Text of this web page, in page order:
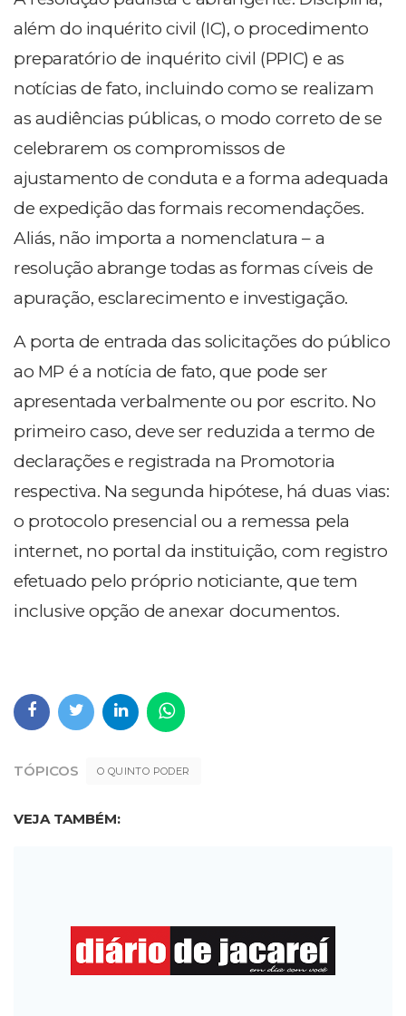
além do inquérito civil (IC), o procedimento
preparatório de inquérito civil (PPIC) e as
notícias de fato, incluindo como se realizam
as audiências públicas, o modo correto de se
celebrarem os compromissos de
ajustamento de conduta e a forma adequada
de expedição das formais recomendações.
Aliás, não importa a nomenclatura – a
resolução abrange todas as formas cíveis de
apuração, esclarecimento e investigação.
A porta de entrada das solicitações do público
ao MP é a notícia de fato, que pode ser
apresentada verbalmente ou por escrito. No
primeiro caso, deve ser reduzida a termo de
declarações e registrada na Promotoria
respectiva. Na segunda hipótese, há duas vias:
o protocolo presencial ou a remessa pela
internet, no portal da instituição, com registro
efetuado pelo próprio noticiante, que tem
inclusive opção de anexar documentos.
TÓPICOS O QUINTO PODER
VEJA TAMBÉM: